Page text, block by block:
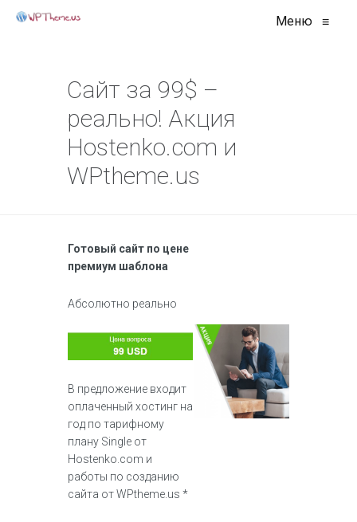
Меню ≡
Сайт за 99$ –
реально! Акция
Hostenko.com и
WPtheme.us
Готовый сайт по цене
премиум шаблона
Абсолютно реально
В предложение входит
оплаченный хостинг на
год по тарифному
плану Single от
Hostenko.com и
работы по созданию
сайта от WPtheme.us *